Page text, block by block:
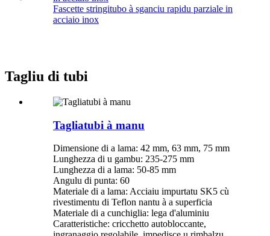
Fascette stringitubo à sganciu rapidu parziale in
acciaio inox
Tagliu di tubi
Tagliatubi à manu
Dimensione di a lama: 42 mm, 63 mm, 75 mm
Lunghezza di u gambu: 235-275 mm
Lunghezza di a lama: 50-85 mm
Angulu di punta: 60
Materiale di a lama: Acciaiu impurtatu SK5 cù
rivestimentu di Teflon nantu à a superficia
Materiale di a cunchiglia: lega d'aluminiu
Caratteristiche: cricchetto autobloccante,